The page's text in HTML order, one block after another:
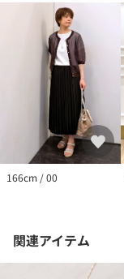
166cm / 00
関連アイテム